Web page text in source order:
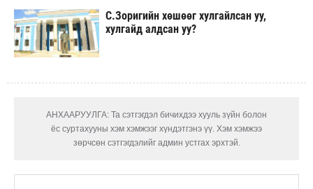
С.Зоригийн хөшөөг хулгайлсан уу,
хулгайд алдсан уу?
АНХААРУУЛГА: Та сэтгэгдэл бичихдээ хууль зүйн болон
ёс суртахууны хэм хэмжээг хүндэтгэнэ үү. Хэм хэмжээ
зөрчсөн сэтгэгдэлийг админ устгах эрхтэй.